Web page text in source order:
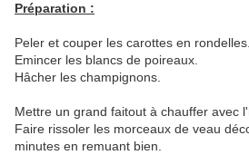
Préparation :
Peler et couper les carottes en rondelles.
Emincer les blancs de poireaux.
Hâcher les champignons.
Mettre un grand faitout à chauffer avec
Faire rissoler les morceaux de veau
minutes en remuant bien.